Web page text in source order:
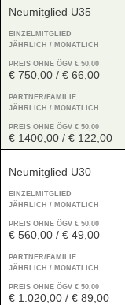
Neumitglied U35
EINZELMITGLIED
JÄHRLICH / MONATLICH
PREIS OHNE ÖGV € 50,00
€ 750,00 / € 66,00
PARTNER/FAMILIE
JÄHRLICH / MONATLICH
PREIS OHNE ÖGV € 50,00
€ 1400,00 / € 122,00
Neumitglied U30
EINZELMITGLIED
JÄHRLICH / MONATLICH
PREIS OHNE ÖGV € 50,00
€ 560,00 / € 49,00
PARTNER/FAMILIE
JÄHRLICH / MONATLICH
PREIS OHNE ÖGV € 50,00
€ 1.020,00 / € 89,00